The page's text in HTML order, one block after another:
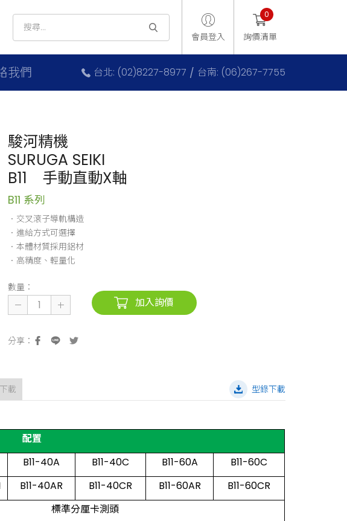
會員登入 詢價清單
0
我們 台北: (02)8227-8977 台南: (06)267-7755
駿河精機
SURUGA SEIKI
B11 手動直動X軸
B11 系列
．交叉滾子導軌構造
．進給方式可選擇
．本體材質採用鋁材
．高精度、輕量化
數量：
加入詢價
載 型錄下載
配置
B11-40A B11-40C B11-60A
B11-60C
B11-40AR B11-40CR B11-60AR
B11-60CR
標準分厘卡測頭